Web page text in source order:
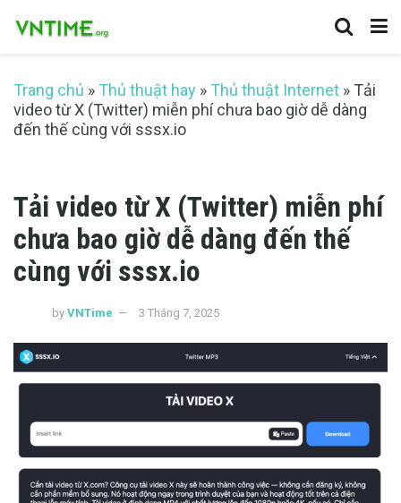
Trang chủ » Thủ thuật hay » Thủ thuật Internet » Tải
video từ X (Twitter) miễn phí chưa bao giờ dễ dàng
đến thế cùng với sssx.io
Tải video từ X (Twitter) miễn phí
chưa bao giờ dễ dàng đến thế
cùng với sssx.io
by VNTime 3 Tháng 7, 2025